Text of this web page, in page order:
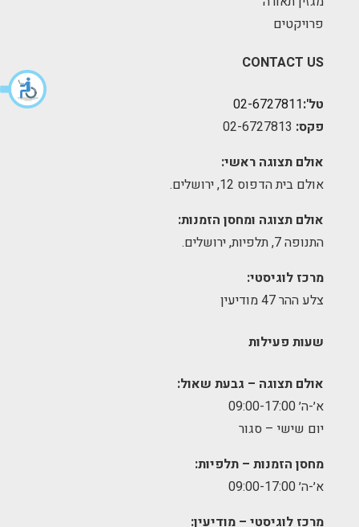
פרויקטים
CONTACT US
טל':02-6727811
פקס:
אולם תצוגה ראשי:
אולם בית הדפוס 12, ירושלים.
אולם תצוגה ומחסן הזמנות:
התנופה 7, תלפיות, ירושלים.
מרכז לוגיסטי:
צלע ההר 47 מודיעין
שעות פעילות
אולם תצוגה – גבעת שאול:
א׳-ה׳ 09:00-17:00
יום שישי – סגור
מחסן הזמנות – תלפיות:
א׳-ה׳ 09:00-17:00
מרכז לוגיסטי – מודיעין: